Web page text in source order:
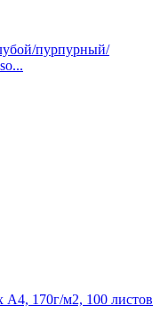
пурпурный/
170г/м2, 100 листов